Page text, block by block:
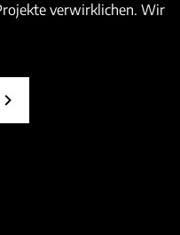
verwirklichen. Wir